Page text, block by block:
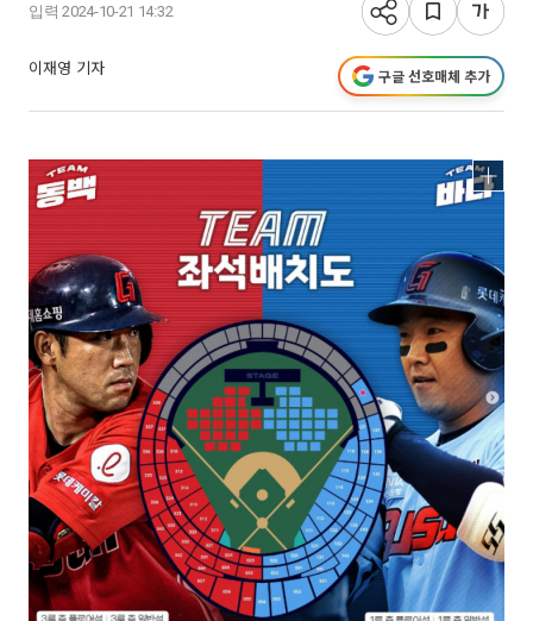
입력 2024-10-21 14:32
이재영 기자 구글 선호매체 추가